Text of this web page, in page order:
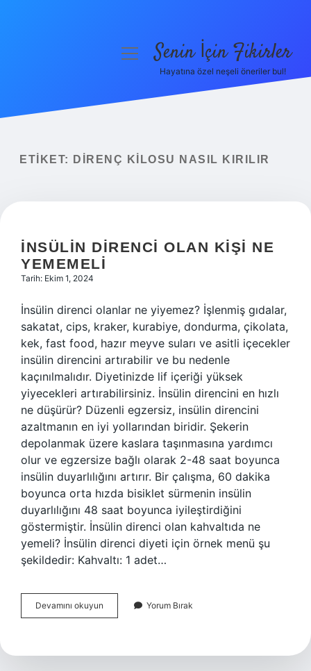
Yasal Uyarı
menüyüSenin İçin Fikirler
Hayatına özel neşeli öneriler bul!
ETIKET: DIRENÇ KILOSU NASIL KIRILIR
İNSÜLIN DIRENCI OLAN KIŞI NE
YEMEMELI
Tarih: Ekim 1, 2024
İnsülin direnci olanlar ne yiyemez? İşlenmiş gıdalar,
sakatat, cips, kraker, kurabiye, dondurma, çikolata,
kek, fast food, hazır meyve suları ve asitli içecekler
insülin direncini artırabilir ve bu nedenle
kaçınılmalıdır. Diyetinizde lif içeriği yüksek
yiyecekleri artırabilirsiniz. İnsülin direncini en hızlı
ne düşürür? Düzenli egzersiz, insülin direncini
azaltmanın en iyi yollarından biridir. Şekerin
depolanmak üzere kaslara taşınmasına yardımcı
olur ve egzersize bağlı olarak 2-48 saat boyunca
insülin duyarlılığını artırır. Bir çalışma, 60 dakika
boyunca orta hızda bisiklet sürmenin insülin
duyarlılığını 48 saat boyunca iyileştirdiğini
göstermiştir. İnsülin direnci olan kahvaltıda ne
yemeli? İnsülin direnci diyeti için örnek menü şu
şekildedir: Kahvaltı: 1 adet…
Devamını okuyun
Direnci
Ne
Yorum Bırak